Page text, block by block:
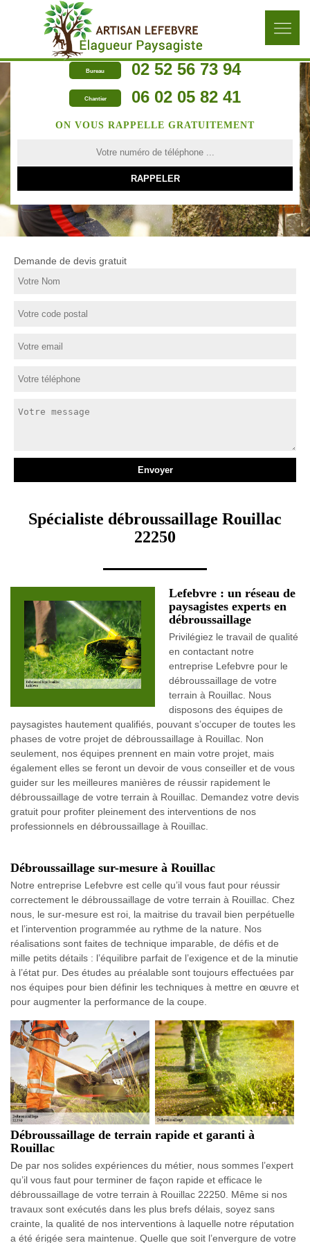
Bureau 02 52 56 73 94
Chantier 06 02 05 82 41
ON VOUS RAPPELLE GRATUITEMENT
Demande de devis gratuit
Spécialiste débroussaillage Rouillac
22250
Lefebvre : un réseau de
paysagistes experts en
débroussaillage
Privilégiez le travail de qualité
en contactant notre
entreprise Lefebvre pour le
débroussaillage de votre
terrain à Rouillac. Nous
disposons des équipes de
paysagistes hautement qualifiés, pouvant s’occuper de toutes les
phases de votre projet de débroussaillage à Rouillac. Non
seulement, nos équipes prennent en main votre projet, mais
également elles se feront un devoir de vous conseiller et de vous
guider sur les meilleures manières de réussir rapidement le
débroussaillage de votre terrain à Rouillac. Demandez votre devis
gratuit pour profiter pleinement des interventions de nos
professionnels en débroussaillage à Rouillac.
Débroussaillage sur-mesure à Rouillac
Notre entreprise Lefebvre est celle qu’il vous faut pour réussir
correctement le débroussaillage de votre terrain à Rouillac. Chez
nous, le sur-mesure est roi, la maitrise du travail bien perpétuelle
et l’intervention programmée au rythme de la nature. Nos
réalisations sont faites de technique imparable, de défis et de
mille petits détails : l’équilibre parfait de l’exigence et de la minutie
à l’état pur. Des études au préalable sont toujours effectuées par
nos équipes pour bien définir les techniques à mettre en œuvre et
pour augmenter la performance de la coupe.
Débroussaillage de terrain rapide et garanti à
Rouillac
De par nos solides expériences du métier, nous sommes l’expert
qu’il vous faut pour terminer de façon rapide et efficace le
débroussaillage de votre terrain à Rouillac 22250. Même si nos
travaux sont exécutés dans les plus brefs délais, soyez sans
crainte, la qualité de nos interventions à laquelle notre réputation
a été érigée sera maintenue. Quelle que soit l’envergure de votre